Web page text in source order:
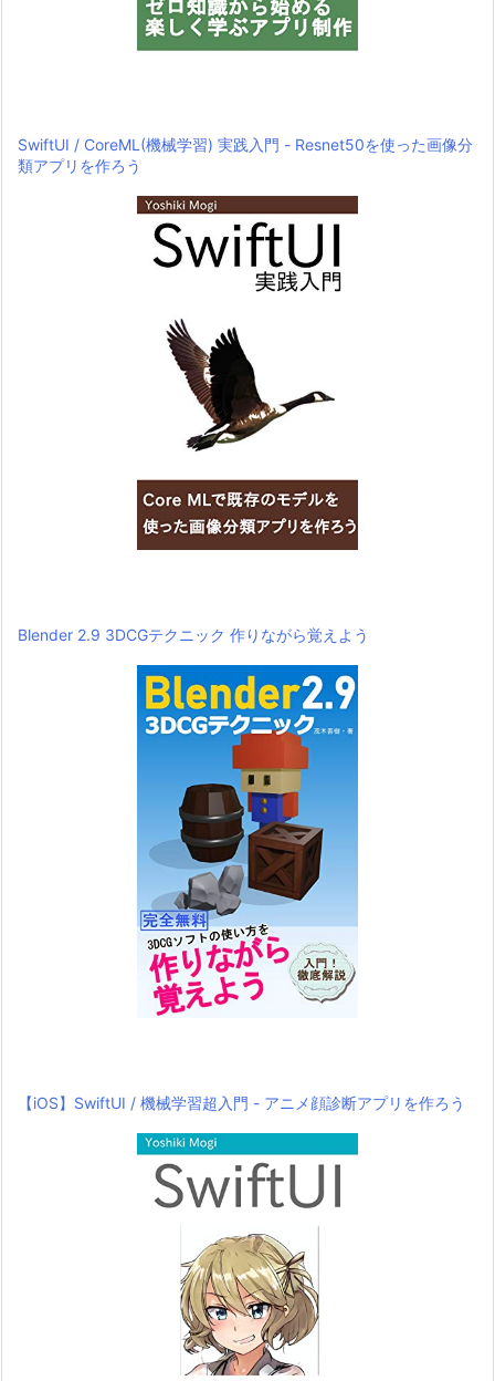
SwiftUI / CoreML(機械学習) 実践入門 - Resnet50を使った画像分
類アプリを作ろう
Blender 2.9 3DCGテクニック 作りながら覚えよう
【iOS】SwiftUI / 機械学習超入門 - アニメ顔診断アプリを作ろう